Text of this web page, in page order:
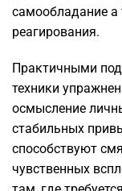
самообладание а
реагирования.
Практичными
техники
осмысление
стабильных
способствуют
чувственных